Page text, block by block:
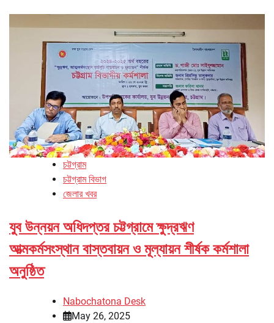
চট্টগ্রাম
চট্টগ্রাম বিভাগ
জেলার খবর
যুব উন্নয়ন অধিদপ্তর চট্টগ্রামে ক্ষুদ্রঋণ
আত্মকর্মসংস্থান বাস্তবায়ন ও মূল্যায়ন শীর্ষক কর্মশালা
অনুষ্ঠিত
Nabochatona Desk
May 26, 2025